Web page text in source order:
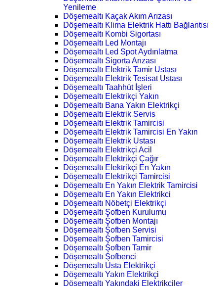
Yenileme
Döşemealtı Kaçak Akım Arızası
Döşemealtı Klima Elektrik Hattı Bağlantısı
Döşemealtı Kombi Sigortası
Döşemealtı Led Montajı
Döşemealtı Led Spot Aydınlatma
Döşemealtı Sigorta Arızası
Döşemealtı Elektrik Tamir Ustası
Döşemealtı Elektrik Tesisat Ustası
Döşemealtı Taahhüt İşleri
Döşemealtı Elektrikçi Yakın
Döşemealtı Bana Yakın Elektrikçi
Döşemealtı Elektrik Servis
Döşemealtı Elektrik Tamircisi
Döşemealtı Elektrik Tamircisi En Yakın
Döşemealtı Elektrik Ustası
Döşemealtı Elektrikçi Acil
Döşemealtı Elektrikçi Çağır
Döşemealtı Elektrikçi En Yakın
Döşemealtı Elektrikçi Tamircisi
Döşemealtı En Yakın Elektrik Tamircisi
Döşemealtı En Yakın Elektrikci
Döşemealtı Nöbetçi Elektrikçi
Döşemealtı Şofben Kurulumu
Döşemealtı Şofben Montajı
Döşemealtı Şofben Servisi
Döşemealtı Şofben Tamircisi
Döşemealtı Şofben Tamir
Döşemealtı Şofbenci
Döşemealtı Usta Elektrikçi
Döşemealtı Yakın Elektrikçi
Döşemealtı Yakındaki Elektrikçiler